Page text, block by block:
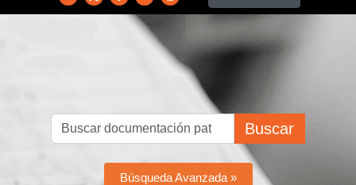
Buscar
Búsqueda Avanzada »